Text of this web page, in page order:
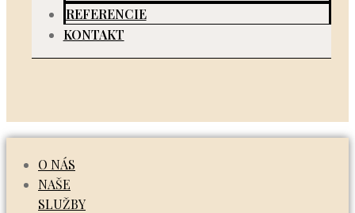
REFERENCIE
KONTAKT
O NÁS
NAŠE
SLUŽBY